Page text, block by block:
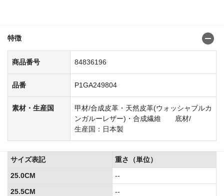
特徴
商品番号 84836196
品番 P1GA249804
素材・生産国
甲材/合成皮革・天然皮革(ウォッシャブルカ
ンガルーレザー)・合成繊維 底材/
生産国：日本製
サイズ表記
重さ（単位）
25.0CM
--
25.5CM
--